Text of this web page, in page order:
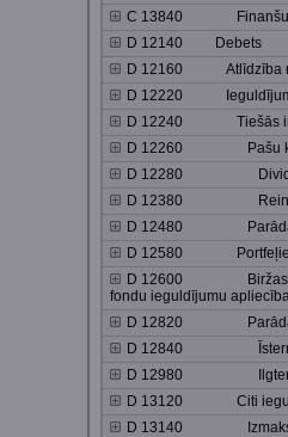
C 13840 Finanšu un
D 12140 Debets
D 12160 Atlīdzība
D 12220
D 12240 Tiešās
D 12260 Pašu
D 12280
D 12380
D 12480 Parāda
D 12580
D 12600 Biržas
fondu ieguldījumu
D 12820 Parāda
D 12840
D 12980
D 13120 Citi
D 13140 Izmaksas